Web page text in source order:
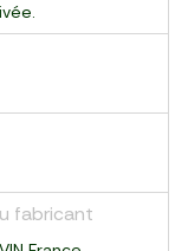
fabricant